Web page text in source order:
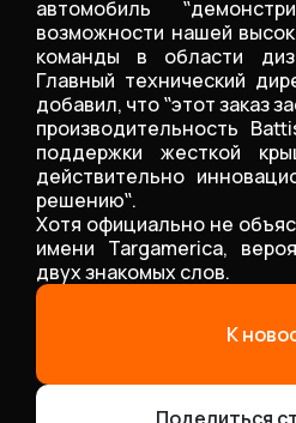
автомобиль
возможности нашей
команды в области
Главный технический
добавил, что ‟этот заказ
производительность
поддержки жесткой
действительно
решению‟.
Хотя официально не
имени Targamerica,
двух знакомых слов.
К